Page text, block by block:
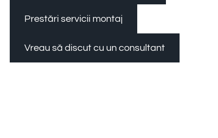
Prestări servicii montaj
Vreau să discut cu un consultant